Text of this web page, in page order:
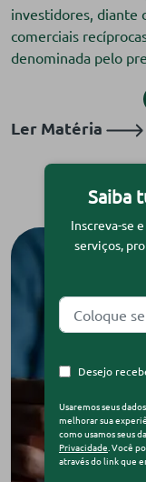
investidores, diante
comerciais
denominada pelo
Ler Matéria
Saiba
Inscreva-se
serviços,
Desejo
Usaremos seus
melhorar sua
como usamos seus
Privacidade. Você
através do link que